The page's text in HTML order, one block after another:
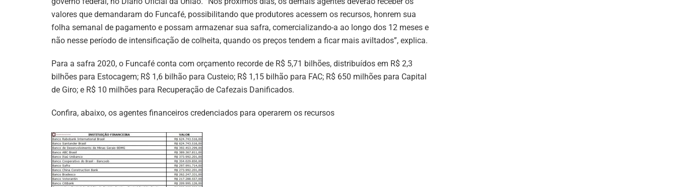
valores que demandaram do Funcafé, possibilitando que produtores acessem os recursos, honrem sua
folha semanal de pagamento e possam armazenar sua safra, comercializando-a ao longo dos 12 meses e
não nesse período de intensificação de colheita, quando os preços tendem a ficar mais aviltados”, explica.
Para a safra 2020, o Funcafé conta com orçamento recorde de R$ 5,71 bilhões, distribuídos em R$ 2,3
bilhões para Estocagem; R$ 1,6 bilhão para Custeio; R$ 1,15 bilhão para FAC; R$ 650 milhões para Capital
de Giro; e R$ 10 milhões para Recuperação de Cafezais Danificados.
Confira, abaixo, os agentes financeiros credenciados para operarem os recursos